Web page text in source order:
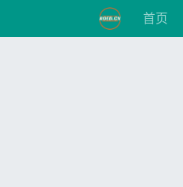
首页